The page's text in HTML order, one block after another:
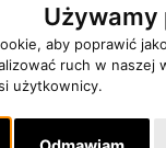
Używamy
aby poprawić
ruch w naszej
użytkownicy.
O zespole
MUZYKA I NUTY
NAGRODY
RECENZJE